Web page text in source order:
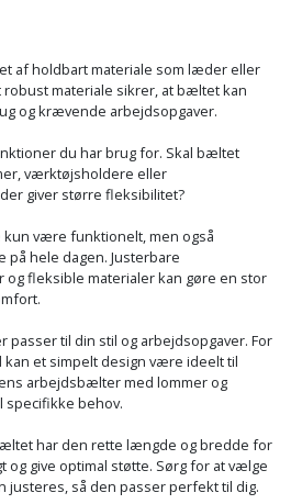
af holdbart materiale som læder eller
materiale sikrer, at bæltet kan
og krævende arbejdsopgaver.
du har brug for. Skal bæltet
værktøjsholdere eller
giver større fleksibilitet?
være funktionelt, men også
på hele dagen. Justerbare
fleksible materialer kan gøre en stor
til din stil og arbejdsopgaver. For
et simpelt design være ideelt til
arbejdsbælter med lommer og
specifikke behov.
har den rette længde og bredde for
og give optimal støtte. Sørg for at vælge
justeres, så den passer perfekt til dig.